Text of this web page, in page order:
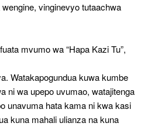
vinginevyo tutaachwa
mvumo wa “Hapa Kazi Tu”,
Watakapogundua kuwa kumbe
ni wa upepo uvumao, watajitenga
unavuma hata kama ni kwa kasi
kuna mahali ulianza na kuna